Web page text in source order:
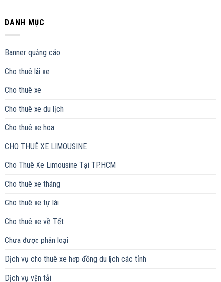
DANH MỤC
Banner quảng cáo
Cho thuê lái xe
Cho thuê xe
Cho thuê xe du lịch
Cho thuê xe hoa
CHO THUÊ XE LIMOUSINE
Cho Thuê Xe Limousine Tại TP.HCM
Cho thuê xe tháng
Cho thuê xe tự lái
Cho thuê xe về Tết
Chưa được phân loại
Dịch vụ cho thuê xe hợp đồng du lịch các tỉnh
Dịch vụ vận tải